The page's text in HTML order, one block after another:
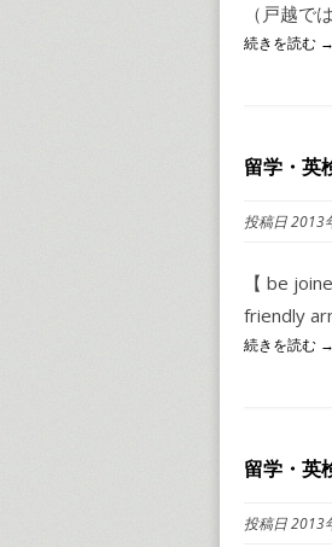
（戸越で
続きを読む →
留学・英
投稿日 2013
【 be
friendly
続きを読む →
留学・英
投稿日 2013